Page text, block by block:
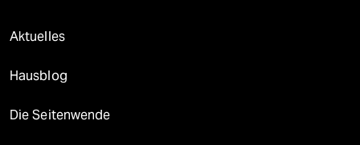
Aktuelles
Hausblog
Die Seitenwende